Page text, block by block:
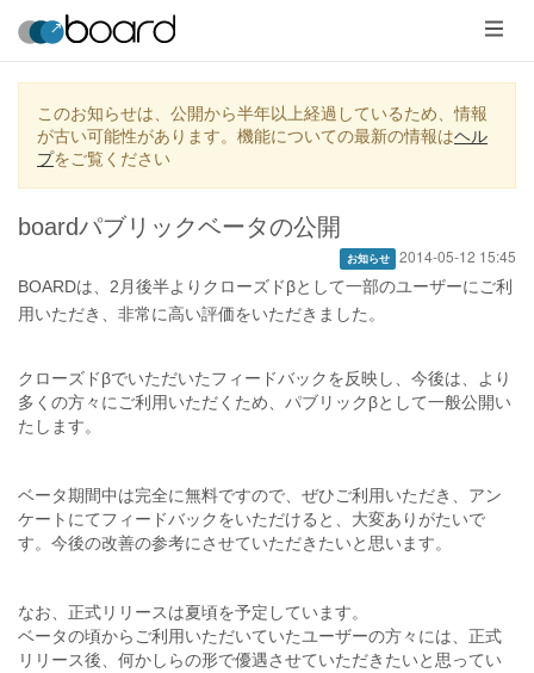
メ
ニ
ュ
ー
このお知らせは、公開から半年以上経過しているため、情報
が古い可能性があります。機能についての最新の情報はヘル
プをご覧ください
boardパブリックベータの公開
お知らせ 2014-05-12 15:45
BOARDは、2月後半よりクローズドβとして一部のユーザーにご利
用いただき、非常に高い評価をいただきました。
クローズドβでいただいたフィードバックを反映し、今後は、より
多くの方々にご利用いただくため、パブリックβとして一般公開い
たします。
ベータ期間中は完全に無料ですので、ぜひご利用いただき、アン
ケートにてフィードバックをいただけると、大変ありがたいで
す。今後の改善の参考にさせていただきたいと思います。
なお、正式リリースは夏頃を予定しています。
ベータの頃からご利用いただいていたユーザーの方々には、正式
リリース後、何かしらの形で優遇させていただきたいと思ってい